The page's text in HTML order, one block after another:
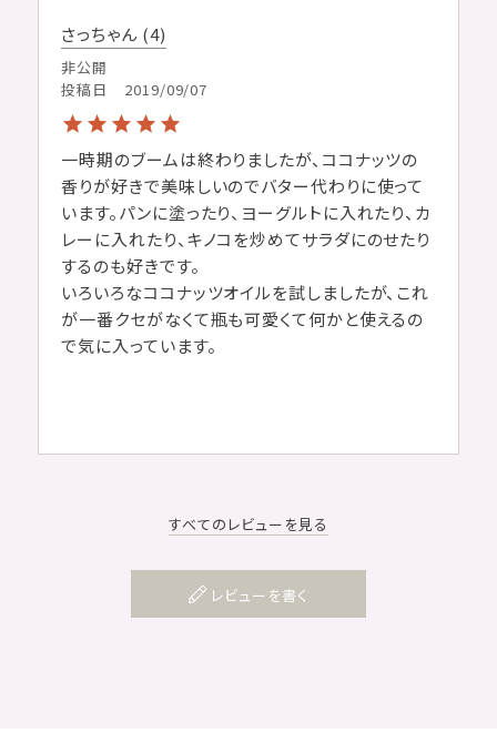
さっちゃん 4
非公開
投稿日
2019/09/07
一時期のブームは終わりましたが、ココナッツの
香りが好きで美味しいのでバター代わりに使って
います。パンに塗ったり、ヨーグルトに入れたり、カ
レーに入れたり、キノコを炒めてサラダにのせたり
するのも好きです。
いろいろなココナッツオイルを試しましたが、これ
が一番クセがなくて瓶も可愛くて何かと使えるの
で気に入っています。
すべてのレビューを見る
レビューを書く